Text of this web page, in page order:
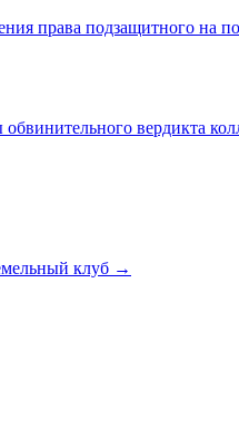
права подзащитного на
вердикта
клуб →